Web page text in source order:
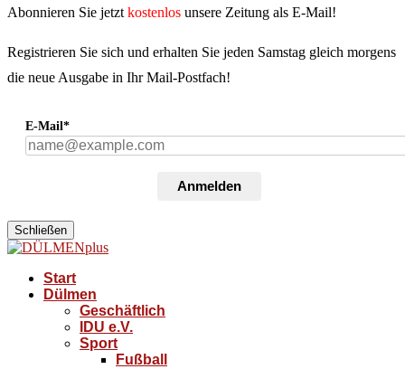
Abonnieren Sie jetzt kostenlos unsere Zeitung als E-Mail!
Registrieren Sie sich und erhalten Sie jeden Samstag gleich morgens
die neue Ausgabe in Ihr Mail-Postfach!
E-Mail*
Anmelden
Schließen
Start
Dülmen
Geschäftlich
IDU e.V.
Sport
Fußball